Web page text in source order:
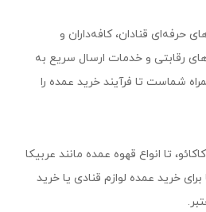
حرفه‌ای قنادان، کافه‌داران و
رقابتی و خدمات ارسال سریع به
شماست تا فرآیند خرید عمده را
تا انواع قهوه عمده مانند عربیکا
تا نیازهای شما برای خرید عمده لوازم قنادی یا خرید